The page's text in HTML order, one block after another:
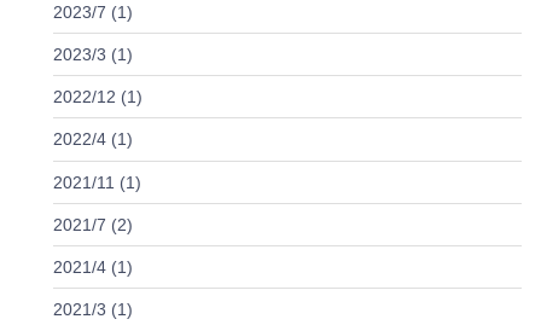
2023/7 (1)
2023/3 (1)
2022/12 (1)
2022/4 (1)
2021/11 (1)
2021/7 (2)
2021/4 (1)
2021/3 (1)